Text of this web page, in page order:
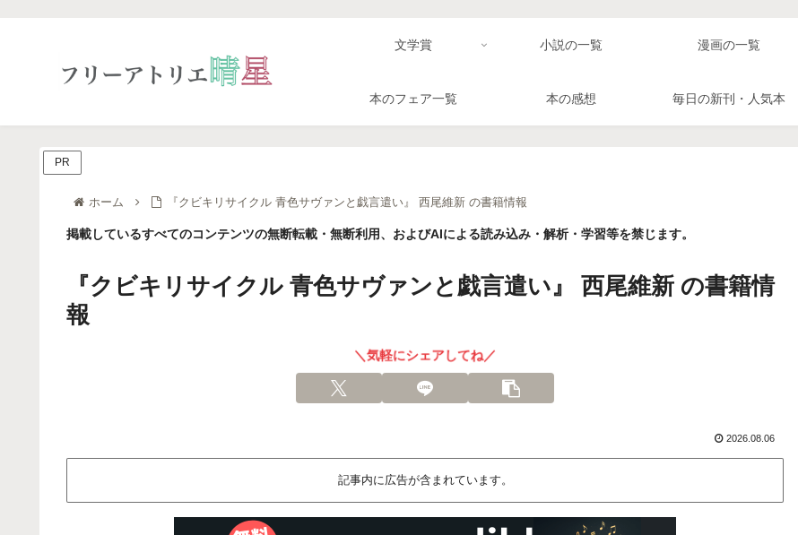
文学賞 小説の一覧 漫画の一覧
本のフェア一覧 本の感想 毎日の新刊・人気本
ホーム 『クビキリサイクル 青色サヴァンと戯言遣い』 西尾維新 の書籍情報
掲載しているすべてのコンテンツの無断転載・無断利用、およびAIによる読み込み・解析・学習等を禁じます。
『クビキリサイクル 青色サヴァンと戯言遣い』 西尾維新 の書籍情
報
＼気軽にシェアしてね／
2026.08.06
記事内に広告が含まれています。
PR